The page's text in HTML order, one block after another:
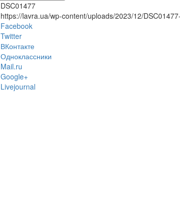
DSC01477
https://lavra.ua/wp-content/uploads/2023/12/
Facebook
Twitter
ВКонтакте
Одноклассники
Mail.ru
Google+
Livejournal